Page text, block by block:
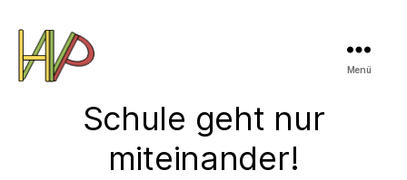
Menü
Schule geht nur
miteinander!